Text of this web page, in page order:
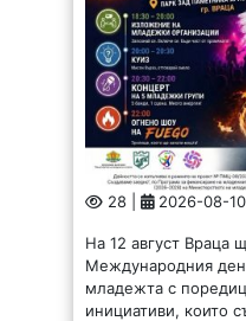
28 | 2026-08-10
На 12 август
Международния
младежта с
инициативи, които
млади хора около
критическото
и изкуството.
Младежки дом –
С 578 хиляди